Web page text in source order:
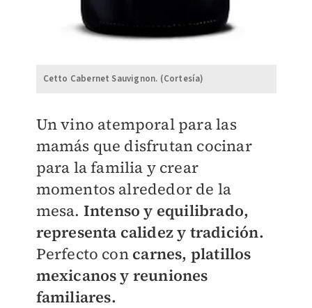
Cetto Cabernet Sauvignon. (Cortesía)
Un vino atemporal para las
mamás que disfrutan cocinar
para la familia y crear
momentos alrededor de la
mesa. Intenso y equilibrado,
representa calidez y tradición.
Perfecto concarnes, platillos
mexicanos y reuniones
familiares.